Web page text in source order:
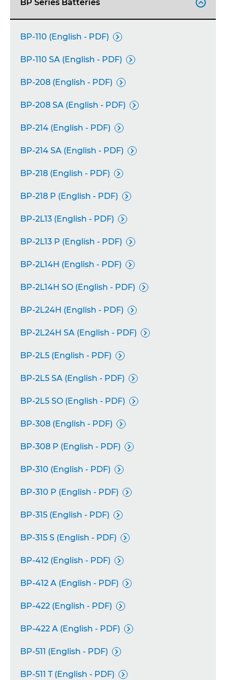
BP Series Batteries 
BP-110 (English - PDF) 
BP-110 SA (English - PDF) 
BP-208 (English - PDF) 
BP-208 SA (English - PDF) 
BP-214 (English - PDF) 
BP-214 SA (English - PDF) 
BP-218 (English - PDF) 
BP-218 P (English - PDF) 
BP-2L13 (English - PDF) 
BP-2L13 P (English - PDF) 
BP-2L14H (English - PDF) 
BP-2L14H SO (English - PDF) 
BP-2L24H (English - PDF) 
BP-2L24H SA (English - PDF) 
BP-2L5 (English - PDF) 
BP-2L5 SA (English - PDF) 
BP-2L5 SO (English - PDF) 
BP-308 (English - PDF) 
BP-308 P (English - PDF) 
BP-310 (English - PDF) 
BP-310 P (English - PDF) 
BP-315 (English - PDF) 
BP-315 S (English - PDF) 
BP-412 (English - PDF) 
BP-412 A (English - PDF) 
BP-422 (English - PDF) 
BP-422 A (English - PDF) 
BP-511 (English - PDF) 
BP-511 T (English - PDF) 